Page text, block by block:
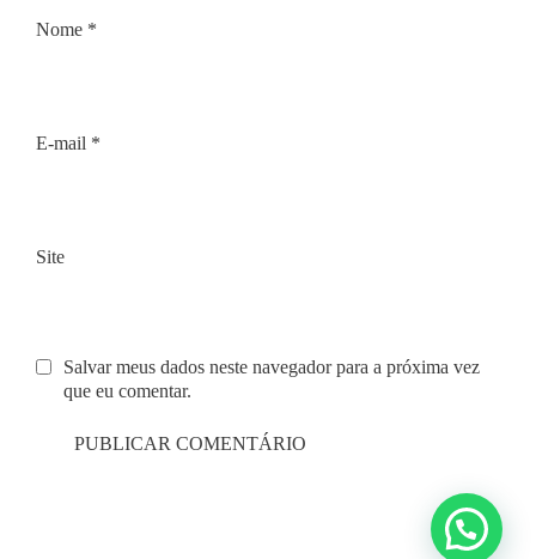
Nome *
E-mail *
Site
Salvar meus dados neste navegador para a próxima vez
que eu comentar.